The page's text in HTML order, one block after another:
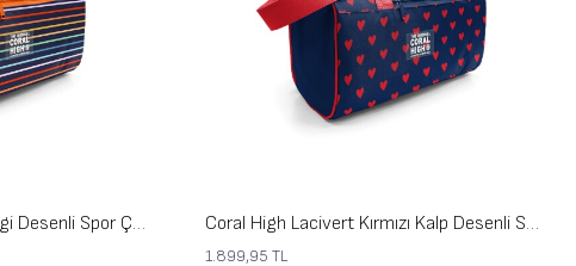
Coral High Çok Renkli Çizgi Desenli Spor Çantası 27548 Coral High Lacivert Kırmızı Kalp Desenli Spor Çantası 27547
1.899,95 TL